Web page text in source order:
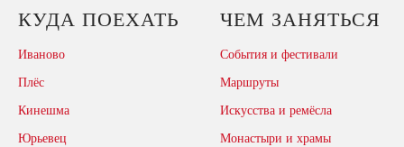
КУДА ПОЕХАТЬ
Иваново
Плёс
Кинешма
Юрьевец
ЧЕМ ЗАНЯТЬСЯ
События и фестивали
Маршруты
Искусства и ремёсла
Монастыри и храмы